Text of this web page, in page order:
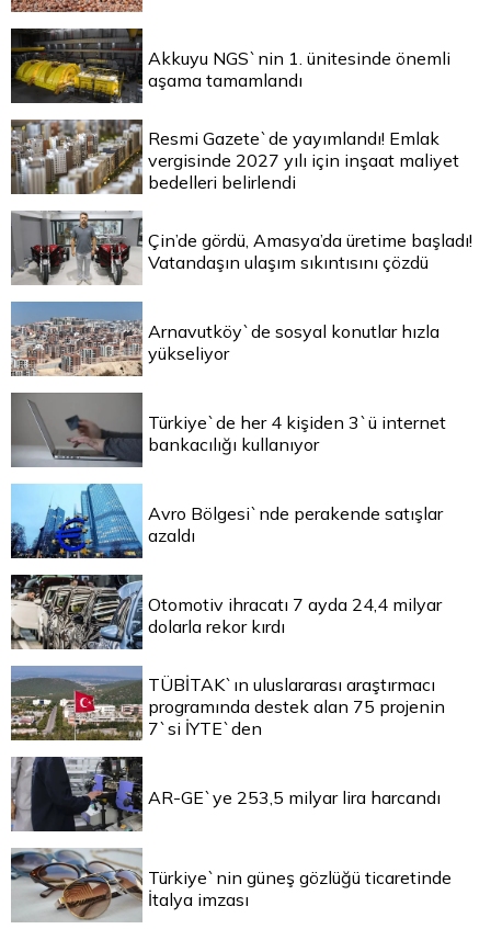
Akkuyu NGS`nin 1. ünitesinde önemli
aşama tamamlandı
Resmi Gazete`de yayımlandı! Emlak
vergisinde 2027 yılı için inşaat maliyet
bedelleri belirlendi
Çin’de gördü, Amasya’da üretime başladı!
Vatandaşın ulaşım sıkıntısını çözdü
Arnavutköy`de sosyal konutlar hızla
yükseliyor
Türkiye`de her 4 kişiden 3`ü internet
bankacılığı kullanıyor
Avro Bölgesi`nde perakende satışlar
azaldı
Otomotiv ihracatı 7 ayda 24,4 milyar
dolarla rekor kırdı
TÜBİTAK`ın uluslararası araştırmacı
programında destek alan 75 projenin
7`si İYTE`den
AR-GE`ye 253,5 milyar lira harcandı
Türkiye`nin güneş gözlüğü ticaretinde
İtalya imzası